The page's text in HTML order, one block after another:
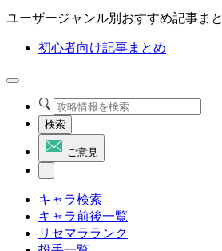
ユーザージャンル別おすすめ記事ま
初心者向け記事まとめ
検索
ご意見
キャラ検索
キャラ前後一覧
リセマラランク